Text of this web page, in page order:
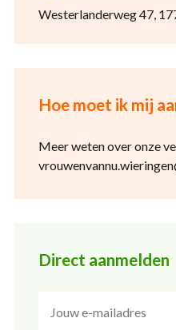
Westerlanderweg 47,
Hoe moet ik mij
Meer weten over onze
Direct aanmelden